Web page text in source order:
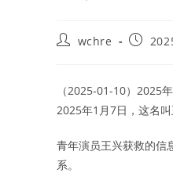
Postwchre
Post
（2025-01-10）2025
2025年1月7日，这名
青年演员王兴获救的信
系。